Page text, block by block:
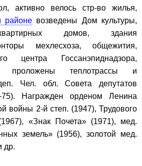
активно велось стр-во жилья,
районе возведены Дом культуры,
домов, здания
мехлесхоза, общежития,
центра Госсанэпиднадзора,
проложены теплотрассы и
Чел. обл. Совета депутатов
Награжден орденом Ленина
войны 2-й степ. (1947), Трудового
«Знак Почета» (1971), мед.
земель» (1956), золотой мед.
др.